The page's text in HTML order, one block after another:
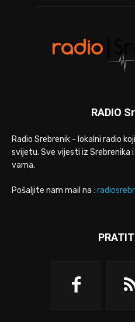
RADIO
Radio Srebrenik - lokalni radio
svijetu. Sve vijesti iz Srebrenika
vama.
Pošaljite nam mail na :